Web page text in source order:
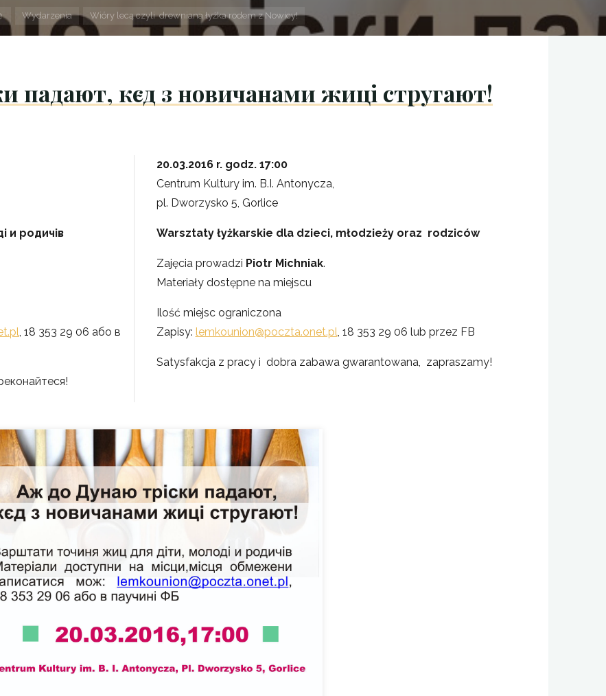
Strona
domowa
Wydarzenia Wióry lecą czyli drewniana łyżka rodem z Nowicy!
падают, кєд з новичанами жиці стругают!
и родичів
, 18 353 29 06 або в
20.03.2016 r. godz. 17:00
Centrum Kultury im. B.I. Antonycza,
pl. Dworzysko 5, Gorlice
Warsztaty łyżkarskie dla dzieci, młodzieży oraz rodziców
Zajęcia prowadzi Piotr Michniak.
Materiały dostępne na miejscu
Ilość miejsc ograniczona
Zapisy: lemkounion@poczta.onet.pl , 18 353 29 06 lub przez FB
Satysfakcja z pracy i dobra zabawa gwarantowana, zapraszamy!